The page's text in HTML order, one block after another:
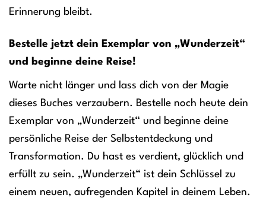
Erinnerung bleibt.
Bestelle jetzt dein Exemplar von „Wunderzeit“
und beginne deine Reise!
Warte nicht länger und lass dich von der Magie
dieses Buches verzaubern. Bestelle noch heute dein
Exemplar von „Wunderzeit“ und beginne deine
persönliche Reise der Selbstentdeckung und
Transformation. Du hast es verdient, glücklich und
erfüllt zu sein. „Wunderzeit“ ist dein Schlüssel zu
einem neuen, aufregenden Kapitel in deinem Leben.